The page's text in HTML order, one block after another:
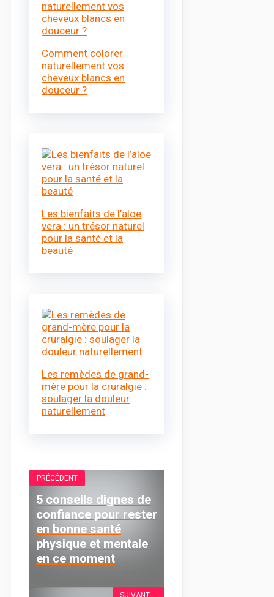
Comment colorer
naturellement vos
cheveux blancs en
douceur ?
Les bienfaits de l’aloe
vera : un trésor naturel
pour la santé et la
beauté
Les remèdes de grand-
mère pour la cruralgie :
soulager la douleur
naturellement
PRÉCÉDENT
5 conseils dignes de
confiance pour rester
en bonne santé
physique et mentale
en ce moment
SUIVANT